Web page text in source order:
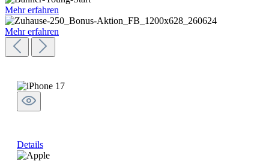
Mehr erfahren
Mehr erfahren
Details